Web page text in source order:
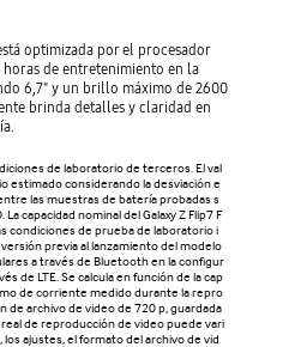
optimizada por el procesador
de entretenimiento en la
6,7" y un brillo máximo de 2600
brinda detalles y claridad en
de laboratorio de terceros. El val
estimado considerando la desviación e
las muestras de batería probadas s
capacidad nominal del Galaxy Z Flip7 F
condiciones de prueba de laboratorio i
previa al lanzamiento del modelo
a través de Bluetooth en la configur
de LTE. Se calcula en función de la cap
de corriente medido durante la repro
de archivo de video de 720 p, guardada
de reproducción de video puede vari
ajustes, el formato del archivo de vid